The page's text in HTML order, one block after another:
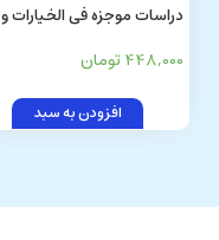
دراسات موجزه فی الخیارات و
448,000 تومان
افزودن به سبد